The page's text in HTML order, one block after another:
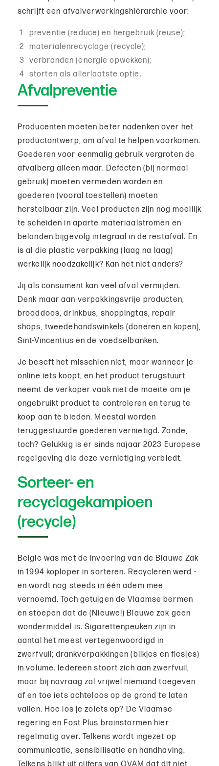
schrijft een afvalverwerkingshiërarchie voor:
preventie (reduce) en hergebruik (reuse);
materialenrecyclage (recycle);
verbranden (energie opwekken);
storten als allerlaatste optie.
Afvalpreventie
Producenten moeten beter nadenken over het
productontwerp, om afval te helpen voorkomen.
Goederen voor eenmalig gebruik vergroten de
afvalberg alleen maar. Defecten (bij normaal
gebruik) moeten vermeden worden en
goederen (vooral toestellen) moeten
herstelbaar zijn. Veel producten zijn nog moeilijk
te scheiden in aparte materiaalstromen en
belanden bijgevolg integraal in de restafval. En
is al die plastic verpakking (laag na laag)
werkelijk noodzakelijk? Kan het niet anders?
Jij als consument kan veel afval vermijden.
Denk maar aan verpakkingsvrije producten,
brooddoos, drinkbus, shoppingtas, repair
shops, tweedehandswinkels (doneren en kopen),
Sint-Vincentius en de voedselbanken.
Je beseft het misschien niet, maar wanneer je
online iets koopt, en het product terugstuurt
neemt de verkoper vaak niet de moeite om je
ongebruikt product te controleren en terug te
koop aan te bieden. Meestal worden
teruggestuurde goederen vernietigd. Zonde,
toch? Gelukkig is er sinds najaar 2023 Europese
regelgeving die deze vernietiging verbiedt.
Sorteer- en
recyclagekampioen
(recycle)
België was met de invoering van de Blauwe Zak
in 1994 koploper in sorteren. Recycleren werd -
en wordt nog steeds in één adem mee
vernoemd. Toch getuigen de Vlaamse bermen
en stoepen dat de (Nieuwe!) Blauwe zak geen
wondermiddel is. Sigarettenpeuken zijn in
aantal het meest vertegenwoordigd in
zwerfvuil; drankverpakkingen (blikjes en flesjes)
in volume. Iedereen stoort zich aan zwerfvuil,
maar bij navraag zal vrijwel niemand toegeven
af en toe iets achteloos op de grond te laten
vallen. Hoe los je zoiets op? De Vlaamse
regering en Fost Plus brainstormen hier
regelmatig over. Telkens wordt ingezet op
communicatie, sensibilisatie en handhaving.